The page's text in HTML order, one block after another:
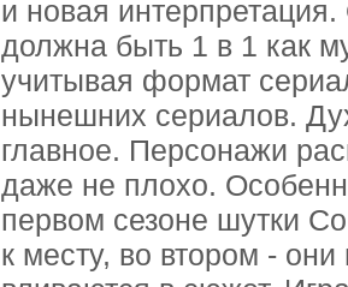
и новая
должна быть 1 в 1 как
учитывая формат
нынешних сериалов.
главное. Персонажи
даже не плохо.
первом сезоне шутки
к месту, во втором - они